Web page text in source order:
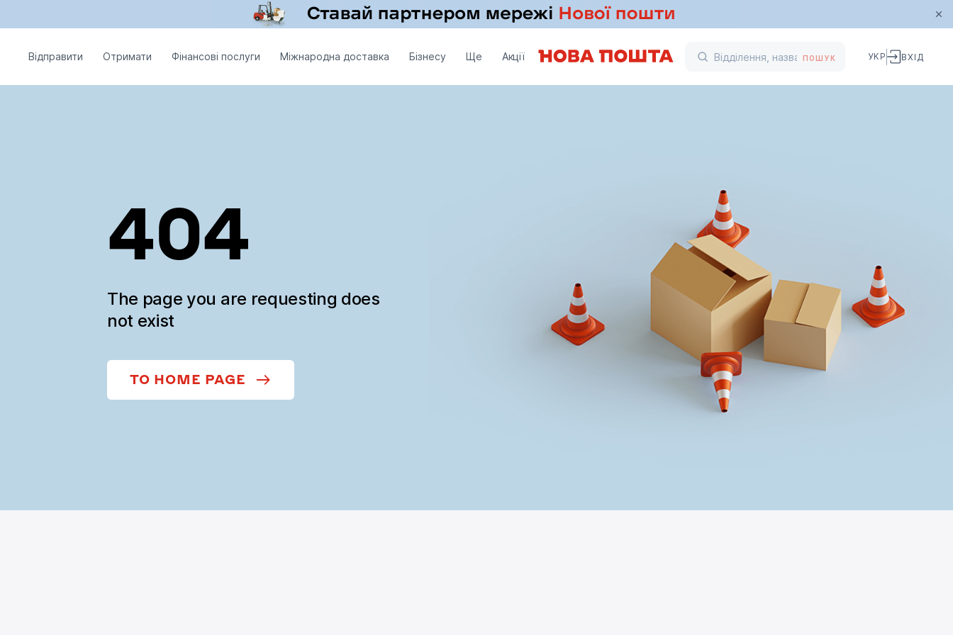
Відправити Отримати Фінансові послуги Міжнародна доставка Бізнесу Ще Акції ПОШУК УКР ВХІД
404
The page you are requesting does
not exist
TO HOME PAGE